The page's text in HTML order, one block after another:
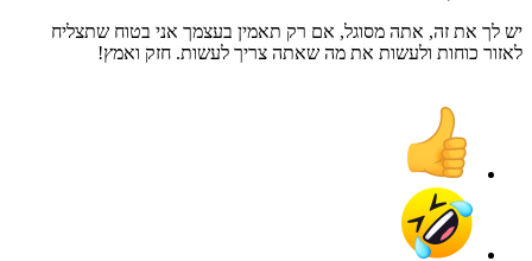
יש לך את זה, אתה מסוגל, אם רק תאמין בעצמך אני בטוח שתצליח
לאזור כוחות ולעשות את מה שאתה צריך לעשות. חזק ואמץ!